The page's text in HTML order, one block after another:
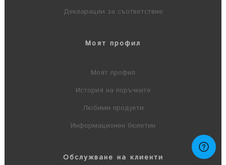
Декларации за съответствие
Моят профил
Моят профил
История на поръчките
Любими продукти
Информационен бюлетин
Обслужване на клиенти